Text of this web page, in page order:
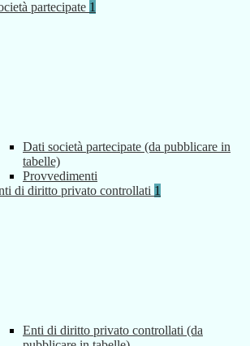
partecipate 1
Dati società partecipate (da pubblicare in
tabelle)
Provvedimenti
di diritto privato controllati 1
Enti di diritto privato controllati (da